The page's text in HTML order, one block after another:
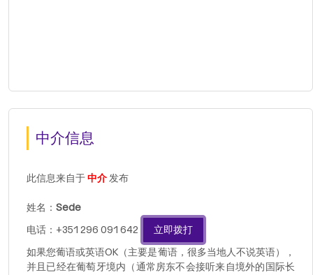
中介信息
此信息来自于中介发布
姓名： Sede
电话：+351 296 091 642
立即拨打
如果您葡语或英语OK（主要是葡语，很多当地人不说英语），
并且已经在葡萄牙境内（通常房东不会接听来自境外的国际长